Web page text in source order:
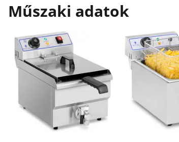
Műszaki adatok